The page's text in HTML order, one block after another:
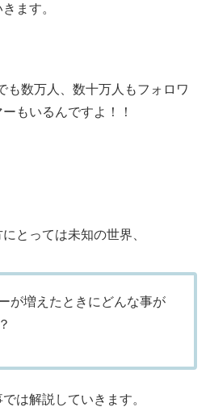
ます。
も数万人、数十万人もフォロワ
もいるんですよ！！
とっては未知の世界、
が増えたときにどんな事が
は解説していきます。